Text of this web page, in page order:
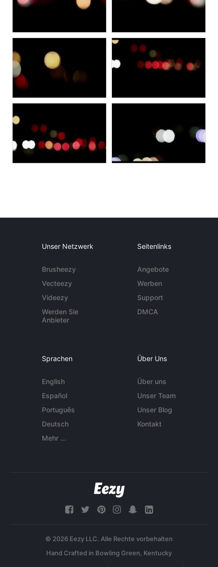
Unser Netzwerk
Brusheezy
Vecteezy
Videezy
Werden Sie
Anbieter
Seitenlinks
Angebote
Werben
Support
DMCA
Sprachen
English
Español
Português
Deutsch
Mehr ...
Über Uns
Über uns
Unser Team
Unser Blog
Kontakt
© 2026 Eezy LLC. Alle Rechte vorbehalten